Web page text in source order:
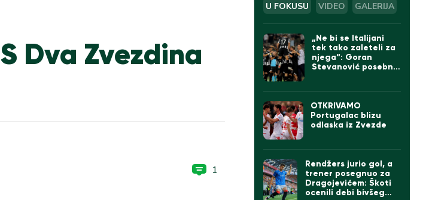
Dva Zvezdina
1
U FOKUSU VIDEO GALERIJA
„Ne bi se Italijani
tek tako zaleteli za
njega“: Goran
Stevanović posebno
OTKRIVAMO
Portugalac blizu
odlaska iz Zvezde
Rendžers jurio gol, a
trener posegnuo za
Dragojevićem: Škoti
ocenili debi bivšeg